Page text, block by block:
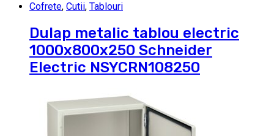
Cofrete, Cutii, Tablouri
Dulap metalic tablou electric
1000x800x250 Schneider
Electric NSYCRN108250